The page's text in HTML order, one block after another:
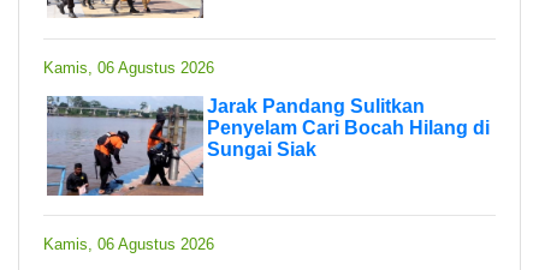
Kamis, 06 Agustus 2026
Jarak Pandang Sulitkan
Penyelam Cari Bocah Hilang di
Sungai Siak
Kamis, 06 Agustus 2026